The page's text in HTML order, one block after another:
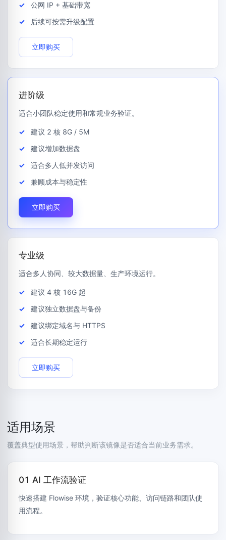
公网 IP + 基础带宽
后续可按需升级配置
立即购买
进阶级
适合小团队稳定使用和常规业务验证。
建议 2 核 8G / 5M
建议增加数据盘
适合多人低并发访问
兼顾成本与稳定性
立即购买
专业级
适合多人协同、较大数据量、生产环境运行。
建议 4 核 16G 起
建议独立数据盘与备份
建议绑定域名与 HTTPS
适合长期稳定运行
立即购买
适用场景
覆盖典型使用场景，帮助判断该镜像是否适合当前业务需求。
01 AI 工作流验证
快速搭建 Flowise 环境，验证核心功能、访问链路和团队使
用流程。